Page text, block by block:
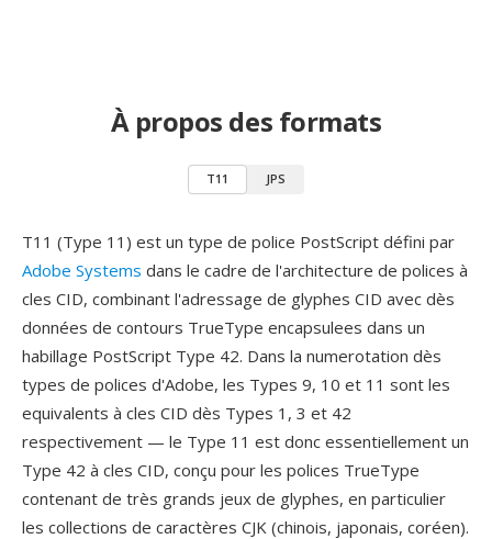
À propos des formats
T11 JPS
T11 (Type 11) est un type de police PostScript défini par
Adobe Systems dans le cadre de l'architecture de polices à
cles CID, combinant l'adressage de glyphes CID avec dès
données de contours TrueType encapsulees dans un
habillage PostScript Type 42. Dans la numerotation dès
types de polices d'Adobe, les Types 9, 10 et 11 sont les
equivalents à cles CID dès Types 1, 3 et 42
respectivement — le Type 11 est donc essentiellement un
Type 42 à cles CID, conçu pour les polices TrueType
contenant de très grands jeux de glyphes, en particulier
les collections de caractères CJK (chinois, japonais, coréen).